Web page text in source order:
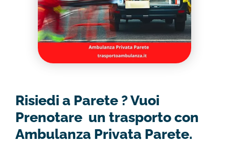
Risiedi a Parete ? Vuoi
Prenotare un trasporto con
Ambulanza Privata Parete.